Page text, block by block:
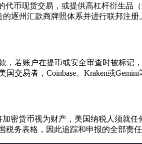
币现货交易，或提供高杠杆衍生品
逐州汇款商牌照体系并进行联邦注
，若账户在提币或安全审查时被标
交易者，Coinbase、Kraken或
密货币视为财产，美国纳税人须就
务表格，因此追踪和申报的全部责